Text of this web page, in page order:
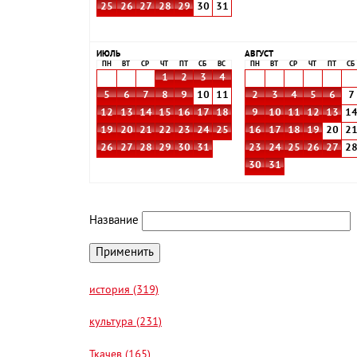
25
26 27 28 29 30 31
ИЮЛЬ
ПН ВТ СР ЧТ СБ ВС
1 2 3
4
5
6 7 8 9 10
11
12
13 14 15 16 17
18
19
20 21 22 23 24
25
26
27 28 29 30 31
АВГУСТ
ПН ВТ СР ЧТ СБ
2
3 4 5 6 7
9
10 11 12 13 14
16
17 18 19 20 21
23
24 25 26 27 28
30
31
Название
история (319)
культура (231)
Ткачев (165)